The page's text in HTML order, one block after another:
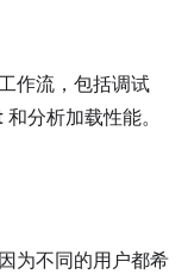
作流，包括调试
分析加载性能。
为不同的用户都希